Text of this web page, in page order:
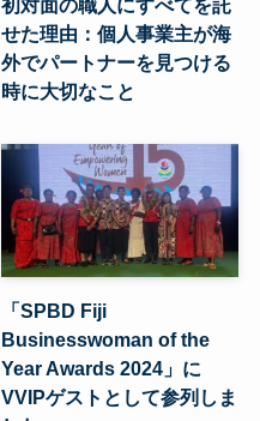
せた理由：個人事業主が海
外でパートナーを見つける
時に大切なこと
「SPBD Fiji
Businesswoman of the
Year Awards 2024」に
VVIPゲストとして参列しま